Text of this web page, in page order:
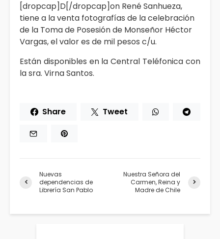
[dropcap]D[/dropcap]on René Sanhueza,
tiene a la venta fotografías de la celebración
de la Toma de Posesión de Monseñor Héctor
Vargas, el valor es de mil pesos c/u.
Están disponibles en la Central Teléfonica con
la sra. Virna Santos.
Share Tweet
Nuevas
dependencias de
Librería San Pablo
Nuestra Señora del
Carmen, Reina y
Madre de Chile